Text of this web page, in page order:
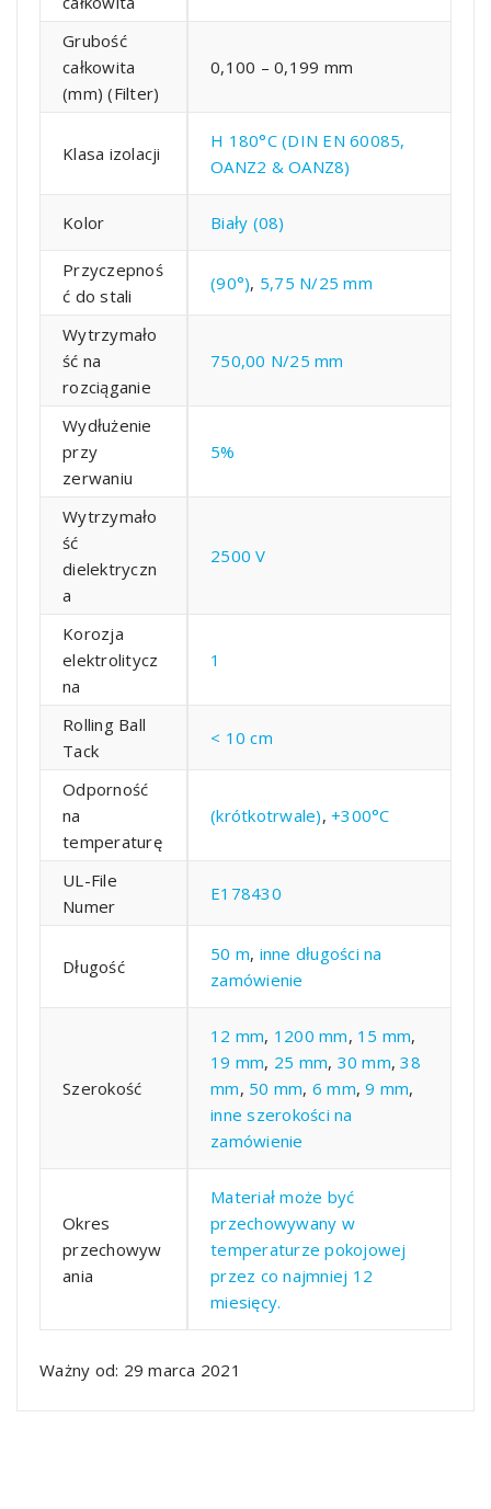
Grubość
całkowita
(mm) (Filter)
0,100 – 0,199 mm
Klasa izolacji
H 180°C (DIN EN 60085,
OANZ2 & OANZ8)
Kolor Biały (08)
Przyczepnoś
ć do stali
(90°), 5,75 N/25 mm
Wytrzymało
ść na
rozciąganie
750,00 N/25 mm
Wydłużenie
przy
zerwaniu
5%
Wytrzymało
ść
dielektryczn
a
2500 V
Korozja
elektrolitycz
na
1
Rolling Ball
Tack
< 10 cm
Odporność
na
temperaturę
(krótkotrwale), +300°C
UL-File
Numer
E178430
Długość
50 m, inne długości na
zamówienie
Szerokość
12 mm, 1200 mm, 15 mm,
19 mm, 25 mm, 30 mm,38
mm, 50 mm, 6 mm,9 mm,
inne szerokości na
zamówienie
Okres
przechowyw
ania
Materiał może być
przechowywany w
temperaturze pokojowej
przez co najmniej 12
miesięcy.
Ważny od: 29 marca 2021